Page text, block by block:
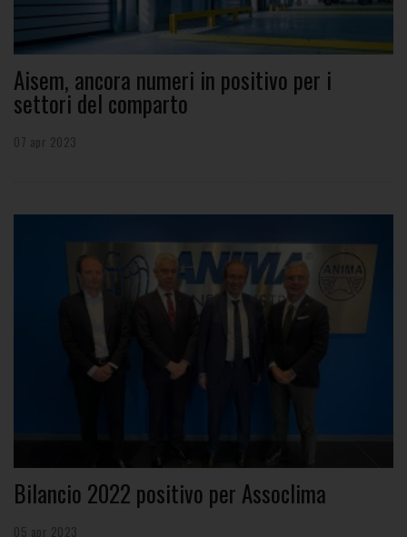
Aisem, ancora numeri in positivo per i
settori del comparto
07 apr 2023
Bilancio 2022 positivo per Assoclima
05 apr 2023